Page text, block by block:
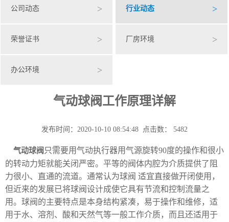
公司动态 > 行业动态 >
荣誉证书 > 厂房环境 >
办公环境 >
气动球阀工作原理详解
发布时间：2020-10-10 08:54:48 点击数： 5482
气动球阀 只需要用气动执行器用气源旋转90度的操作和很小
的转动力矩就能关闭严密。平等的阀体内腔为介质提供了阻
力很小、直通的流道。通常认为球阀 适宜直接做开闭使用，
但近来的发展已将球阀设计成使它具有节流和控制流量之
用。球阀的主要特点是本身结构紧凑，易于操作和维修，适
用于水、溶剂、酸和天然气等一般工作介质，而且还适用于